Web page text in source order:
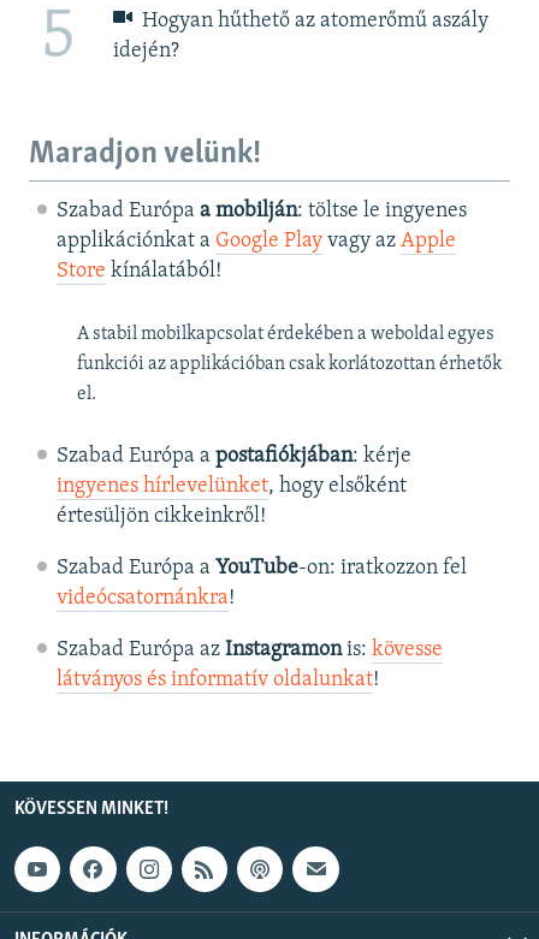
5
Hogyan hűthető az atomerőmű aszály
idején?
Maradjon velünk!
Szabad Európa a mobilján: töltse le ingyenes
applikációnkat a Google Playvagy az Apple
Store kínálatából!
A stabil mobilkapcsolat érdekében a weboldal egyes
funkciói az applikációban csak korlátozottan érhetők
el.
Szabad Európa a postafiókjában: kérje
ingyenes hírlevelünket, hogy elsőként
értesüljön cikkeinkről!
Szabad Európa a YouTube-on: iratkozzon fel
videócsatornánkra!
Szabad Európa az Instagramonis: kövesse
látványos és informatív oldalunkat! ​
KÖVESSEN MINKET!